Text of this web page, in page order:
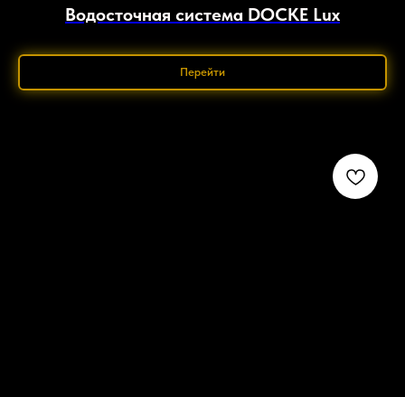
Водосточная система DOCKE Lux
Перейти